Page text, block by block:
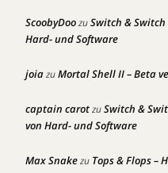
ScoobyDoozuSwitch &
Hard- und Software
joiazuMortal Shell II – Beta
captain carotzuSwitch &
von Hard- und Software
Max Snakezu Tops & Flops –